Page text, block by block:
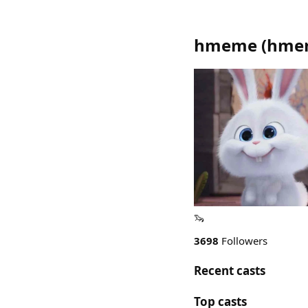
hmeme (
🦦
3698 Followers
Recent casts
Top casts